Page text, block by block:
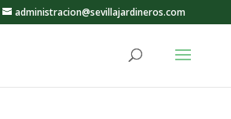
administracion@sevillajardineros.com